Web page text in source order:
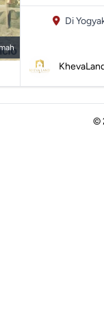
Di
©